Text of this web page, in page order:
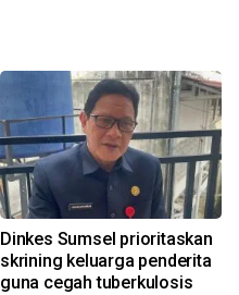
Dinkes Sumsel prioritaskan
skrining keluarga penderita
guna cegah tuberkulosis